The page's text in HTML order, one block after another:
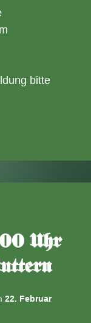
bitte
Uhr
22. Februar